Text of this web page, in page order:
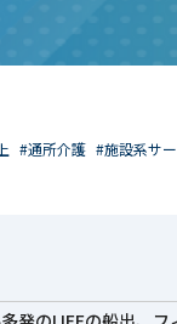
#通所介護 #施設系サ